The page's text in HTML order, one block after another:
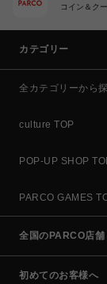
コイン＆ク
カテゴリー
全カテゴリーから
culture TOP
POP-UP SHOP
PARCO GAMES
全国のPARCO店舗
初めてのお客様へ